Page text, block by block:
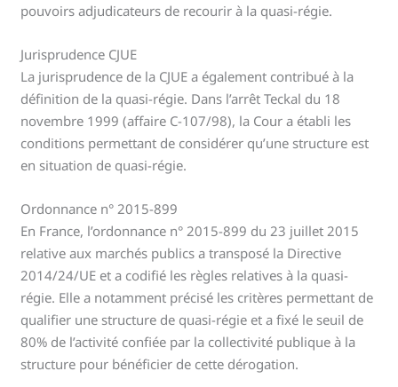
pouvoirs adjudicateurs de recourir à la quasi-régie.
Jurisprudence CJUE
La jurisprudence de la CJUE a également contribué à la
définition de la quasi-régie. Dans l’arrêt Teckal du 18
novembre 1999 (affaire C-107/98), la Cour a établi les
conditions permettant de considérer qu’une structure est
en situation de quasi-régie.
Ordonnance n° 2015-899
En France, l’ordonnance n° 2015-899 du 23 juillet 2015
relative aux marchés publics a transposé la Directive
2014/24/UE et a codifié les règles relatives à la quasi-
régie. Elle a notamment précisé les critères permettant de
qualifier une structure de quasi-régie et a fixé le seuil de
80% de l’activité confiée par la collectivité publique à la
structure pour bénéficier de cette dérogation.